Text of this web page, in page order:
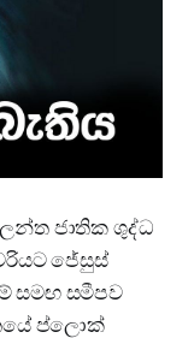
ජාතික ශුද්ධ
ජේසුස්
සමඟ සමීපව
ප්ලොක්